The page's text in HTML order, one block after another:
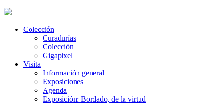
Colección
Curadurías
Colección
Gigapixel
Visita
Información general
Exposiciones
Agenda
Exposición: Bordado, de la virtud